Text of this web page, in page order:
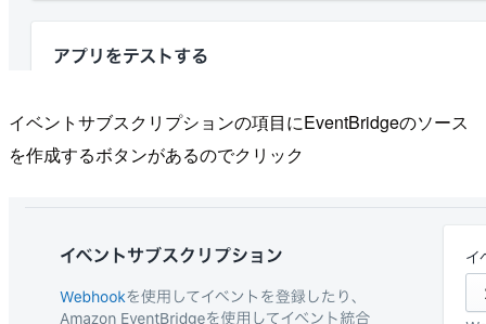
イベントサブスクリプションの項目にEventBridgeのソース
を作成するボタンがあるのでクリック